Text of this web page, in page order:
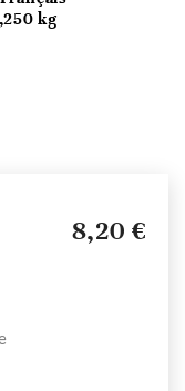
kg
8,20 €